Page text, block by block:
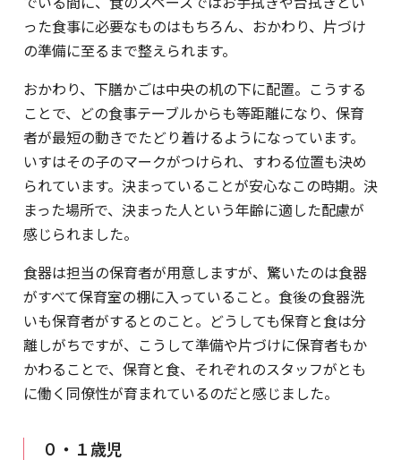
った食事に必要なものはもちろん、おかわり、片づけ
の準備に至るまで整えられます。
おかわり、下膳かごは中央の机の下に配置。こうする
ことで、どの食事テーブルからも等距離になり、保育
者が最短の動きでたどり着けるようになっています。
いすはその子のマークがつけられ、すわる位置も決め
られています。決まっていることが安心なこの時期。決
まった場所で、決まった人という年齢に適した配慮が
感じられました。
食器は担当の保育者が用意しますが、驚いたのは食器
がすべて保育室の棚に入っていること。食後の食器洗
いも保育者がするとのこと。どうしても保育と食は分
離しがちですが、こうして準備や片づけに保育者もか
かわることで、保育と食、それぞれのスタッフがとも
に働く同僚性が育まれているのだと感じました。
０・１歳児